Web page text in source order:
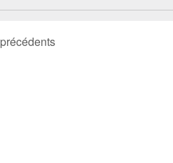
précédents